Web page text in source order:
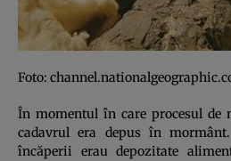
Foto:
În momentul în care procesul de
cadavrul era depus în
încăperii erau depozitate